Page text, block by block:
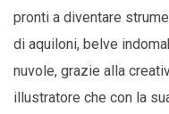
pronti a diventare
di aquiloni, belve
nuvole, grazie alla
illustratore che con la